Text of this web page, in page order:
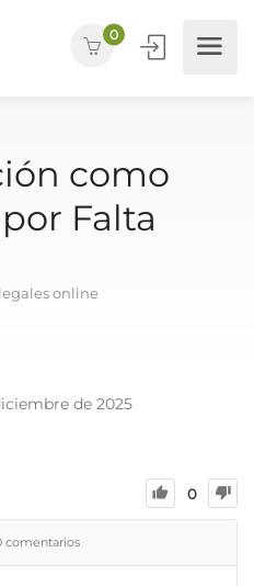
0
como
Falta
online
de 2025
0
comentarios